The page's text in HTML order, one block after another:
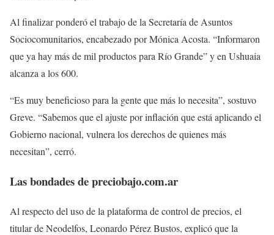
Al finalizar ponderó el trabajo de la Secretaría de Asuntos
Sociocomunitarios, encabezado por Mónica Acosta. “Informaron
que ya hay más de mil productos para Río Grande” y en Ushuaia
alcanza a los 600.
“Es muy beneficioso para la gente que más lo necesita”, sostuvo
Greve. “Sabemos que el ajuste por inflación que está aplicando el
Gobierno nacional, vulnera los derechos de quienes más
necesitan”, cerró.
Las bondades de preciobajo.com.ar
Al respecto del uso de la plataforma de control de precios, el
titular de Neodelfos, Leonardo Pérez Bustos, explicó que la